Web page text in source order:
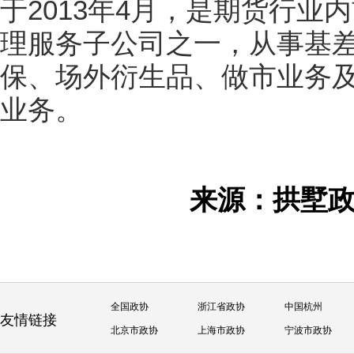
于2013年4月，是期货行业
理服务子公司之一，从事基
保、场外衍生品、做市业务
业务。
来源：拱
友情链接
全国政协 浙江省政协 中国杭州
北京市政协 上海市政协 宁波市政协